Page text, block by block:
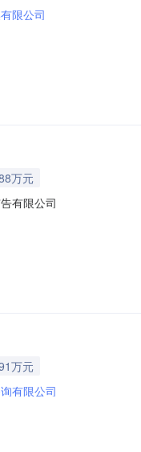
限公司
万元
有限公司
万元
有限公司